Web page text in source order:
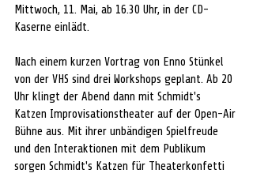
Mittwoch, 11. Mai, ab 16.30 Uhr, in der CD-
Kaserne einlädt.
Nach einem kurzen Vortrag von Enno Stünkel
von der VHS sind drei Workshops geplant. Ab 20
Uhr klingt der Abend dann mit Schmidt's
Katzen Improvisationstheater auf der Open-Air
Bühne aus. Mit ihrer unbändigen Spielfreude
und den Interaktionen mit dem Publikum
sorgen Schmidt's Katzen für Theaterkonfetti